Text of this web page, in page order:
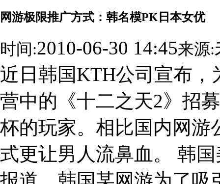
网游极限推广方式：韩名模PK日本女优
时间:2010-06-30 14:45来源:
近日韩国KTH公司宣布
营中的《十二之天2》招
杯的玩家。相比国内网游
式更让男人流鼻血。 韩